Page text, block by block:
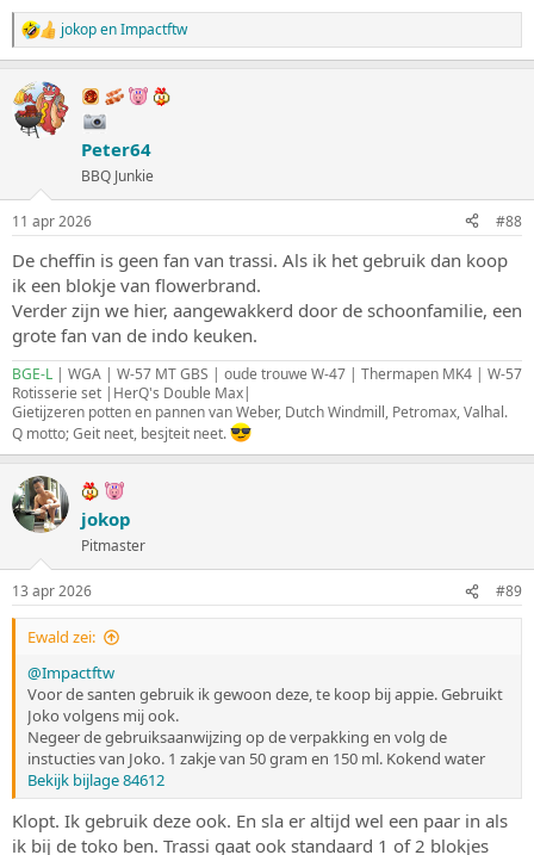
W
a
r
d
e
e
:
jokopenImpactftw
Peter64
BBQ Junkie
11 apr 2026 #88
De cheffin is geen fan van trassi. Als ik het gebruik dan koop
ik een blokje van flowerbrand.
Verder zijn we hier, aangewakkerd door de schoonfamilie, een
grote fan van de indo keuken.
BGE-L | WGA | W-57 MT GBS | oude trouwe W-47 | Thermapen MK4 | W-57
Rotisserie set |HerQ's Double Max|
Gietijzeren potten en pannen van Weber, Dutch Windmill, Petromax, Valhal.
Q motto; Geit neet, besjteit neet.
jokop
Pitmaster
13 apr 2026 #89
Ewald zei:
@Impactftw
Voor de santen gebruik ik gewoon deze, te koop bij appie. Gebruikt
Joko volgens mij ook.
Negeer de gebruiksaanwijzing op de verpakking en volg de
instucties van Joko. 1 zakje van 50 gram en 150 ml. Kokend water
Bekijk bijlage 84612
Klopt. Ik gebruik deze ook. En sla er altijd wel een paar in als
ik bij de toko ben. Trassi gaat ook standaard 1 of 2 blokjes